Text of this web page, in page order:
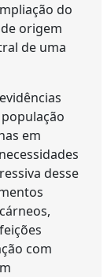
do
origem
de uma
em
desse
com